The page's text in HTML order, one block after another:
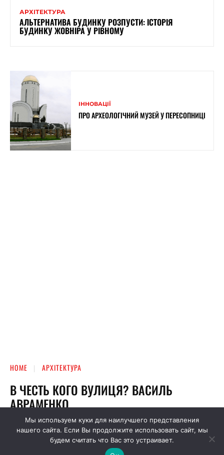
АРХІТЕКТУРА
АЛЬТЕРНАТИВА БУДИНКУ РОЗПУСТИ: ІСТОРІЯ
БУДИНКУ ЖОВНІРА У РІВНОМУ
ІННОВАЦІЇ
ПРО АРХЕОЛОГІЧНИЙ МУЗЕЙ У ПЕРЕСОПНИЦІ
Мы используем куки для наилучшего представления
нашего сайта. Если Вы продолжите использовать сайт, мы
будем считать что Вас это устраивает.